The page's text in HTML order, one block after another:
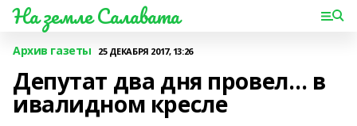
На земле Салавата
Архив газеты 25 ДЕКАБРЯ 2017, 13:26
Депутат два дня провел… в
ивалидном кресле